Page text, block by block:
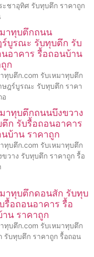
ะชาอุทิศ รับทุบตึก ราคาถูก
มาทุบตึกถนน
ร์บูรณะ รับทุบตึก รับ
อาคาร รื้อถอนบ้าน
ก
ทุบตึก.com รับเหมาทุบตึก
ษฎร์บูรณะ รับทุบตึก ราคา
อ
าทุบตึกถนนบึงขวาง
ก รับรื้อถอนอาคาร
บ้าน ราคาถูก
ทุบตึก.com รับเหมาทุบตึก
วาง รับทุบตึก ราคาถูก รื้อ
มาทุบตึกดอนสัก รับทุบ
รื้อถอนอาคาร รื้อ
น ราคาถูก
ทุบตึก.com รับเหมาทุบตึก
รับทุบตึก ราคาถูก รื้อถอน